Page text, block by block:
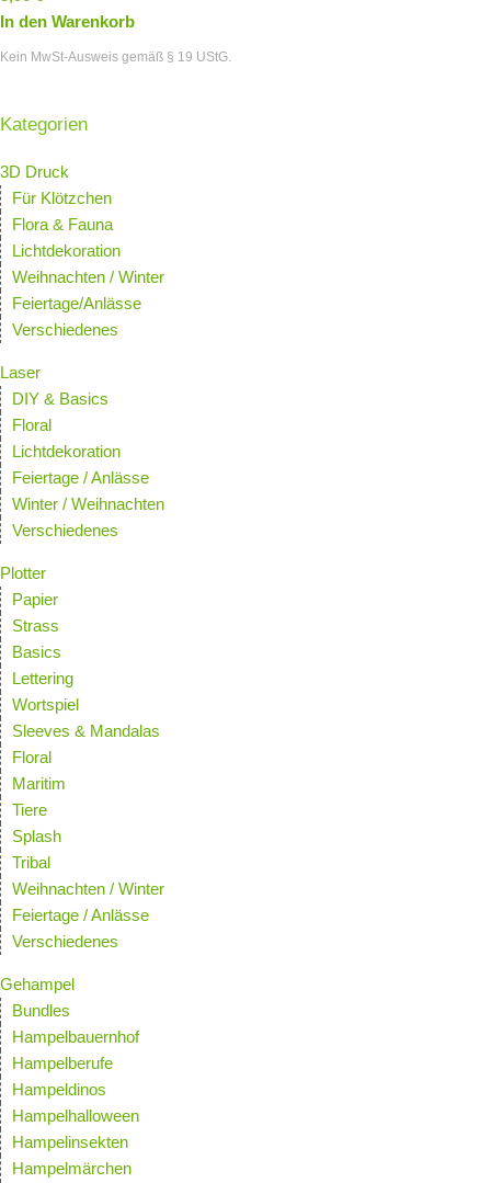
Kategorien
3D Druck
Für Klötzchen
Flora & Fauna
Lichtdekoration
Weihnachten / Winter
Feiertage/Anlässe
Verschiedenes
Laser
DIY & Basics
Floral
Lichtdekoration
Feiertage / Anlässe
Winter / Weihnachten
Verschiedenes
Plotter
Papier
Strass
Basics
Lettering
Wortspiel
Sleeves & Mandalas
Floral
Maritim
Tiere
Splash
Tribal
Weihnachten / Winter
Feiertage / Anlässe
Verschiedenes
Gehampel
Bundles
Hampelbauernhof
Hampelberufe
Hampeldinos
Hampelhalloween
Hampelinsekten
Hampelmärchen
In den Warenkorb
Kein MwSt-Ausweis gemäß § 19 UStG.